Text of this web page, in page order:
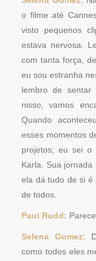
o filme até
visto pequenos
estava nervosa.
com tanta força,
eu sou estranha
lembro de sentar
nisso, vamos
Quando
esses momentos
projetos; eu sei
Karla. Sua
ela dá tudo de si é
de todos.
Paul Rudd:
Selena Gomez:
como todos eles